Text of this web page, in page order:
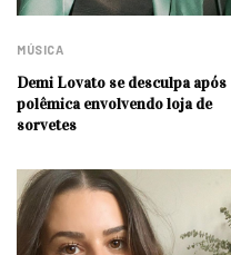
MÚSICA
Demi Lovato se desculpa após
polêmica envolvendo loja de
sorvetes